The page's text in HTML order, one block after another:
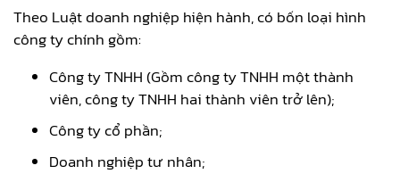
Theo Luật doanh nghiệp hiện hành, có bốn loại hình
công ty chính gồm:
Công ty TNHH (Gồm công ty TNHH một thành
viên, công ty TNHH hai thành viên trở lên);
Công ty cổ phần;
Doanh nghiệp tư nhân;